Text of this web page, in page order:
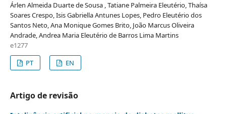
Árlen Almeida Duarte de Sousa , Tatiane Palmeira Eleutério, Thaísa
Soares Crespo, Isis Gabriella Antunes Lopes, Pedro Eleutério dos
Santos Neto, Ana Monique Gomes Brito, João Marcus Oliveira
Andrade, Andrea Maria Eleutério de Barros Lima Martins
e1277
PT
EN
Artigo de revisão